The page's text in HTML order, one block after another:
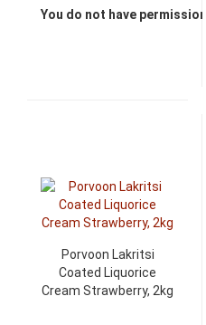
You do not have
Porvoon Lakritsi
Coated Liquorice
Cream Strawberry, 2kg